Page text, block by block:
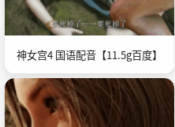
神女宫4 国语配音【11.5g百度】